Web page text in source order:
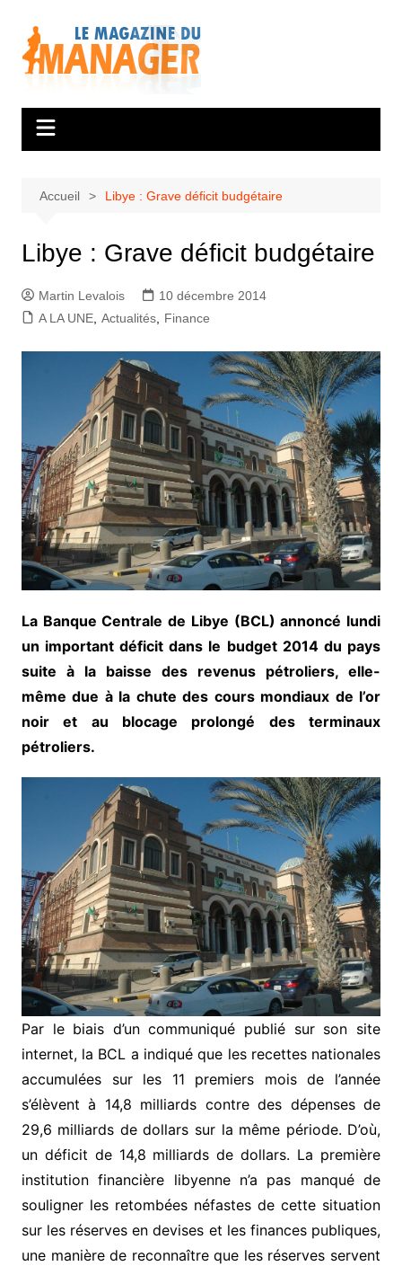
contenu
Accueil Libye : Grave déficit budgétaire
Libye : Grave déficit budgétaire
Martin Levalois
10 décembre 2014
A LA UNE, Actualités, Finance
La Banque Centrale de Libye (BCL) annoncé lundi
un important déficit dans le budget 2014 du pays
suite à la baisse des revenus pétroliers, elle-
même due à la chute des cours mondiaux de l’or
noir et au blocage prolongé des terminaux
pétroliers.
Par le biais d’un communiqué publié sur son site
internet, la BCL a indiqué que les recettes nationales
accumulées sur les 11 premiers mois de l’année
s’élèvent à 14,8 milliards contre des dépenses de
29,6 milliards de dollars sur la même période. D’où,
un déficit de 14,8 milliards de dollars. La première
institution financière libyenne n’a pas manqué de
souligner les retombées néfastes de cette situation
sur les réserves en devises et les finances publiques,
une manière de reconnaître que les réserves servent